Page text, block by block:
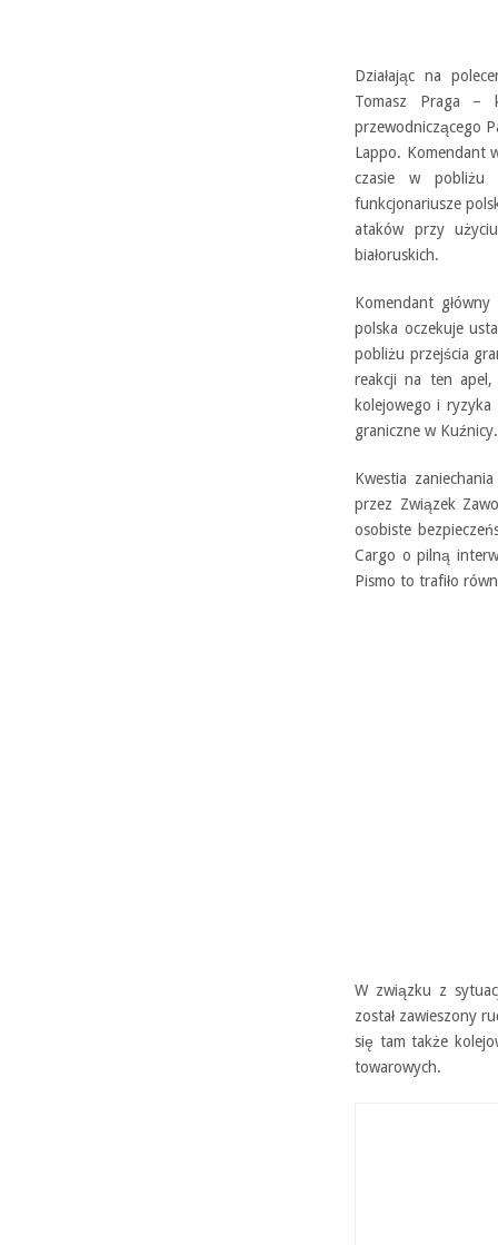
Działając na
Tomasz Praga –
przewodniczącego
Lappo. Komendant
czasie w pobliżu
funkcjonariusze
ataków przy
białoruskich.
Komendant
polska oczekuje
pobliżu przejścia
reakcji na ten
kolejowego i
graniczne w Kuźnicy.
Kwestia
przez Związek
osobiste
Cargo o pilną
Pismo to trafiło
W związku z
został zawieszony
się tam także
towarowych.